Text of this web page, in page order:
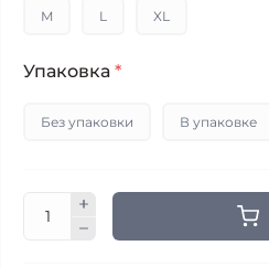
M L XL
Упаковка *
Без упаковки В упаковке